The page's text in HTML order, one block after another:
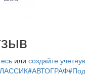
или создайте
#АВТОГРАФ